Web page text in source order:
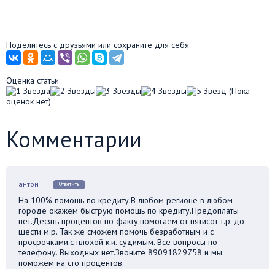
Поделитесь с друзьями или сохраните для себя:
Оценка статьи:
(Пока
оценок нет)
Комментарии
антон Ответить
На 100% помощь по кредиту.В любом регионе в любом
городе окажем быструю помощь по кредиту.Предоплаты
нет.Десять процентов по факту.помогаем от пятисот т.р. до
шести м.р. Так же сможем помочь безработным и с
просрочками.с плохой к.и. судимым. Все вопросы по
телефону. Выходных нет.Звоните 89091829758 и мы
поможем на сто процентов.